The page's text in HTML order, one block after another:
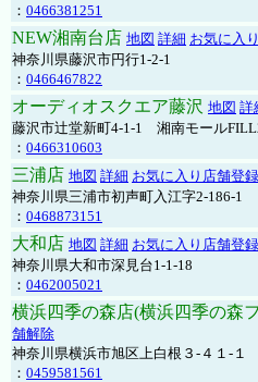
： 0466381251
NEW湘南台店 地図 詳細 お気に入
神奈川県藤沢市円行1-2-1
： 0466467822
オーディオスクエア藤沢 地図 詳
藤沢市辻堂新町4-1-1 湘南モール
： 0466310603
三浦店 地図 詳細 お気に入り店舗登録
神奈川県三浦市初声町入江字2-186-1
： 0468873151
大和店 地図 詳細 お気に入り店舗登録
神奈川県大和市深見台1-1-18
： 0462005021
横浜四季の森店(横浜四季の森
舗解除
神奈川県横浜市旭区上白根３-４１-１
： 0459581561